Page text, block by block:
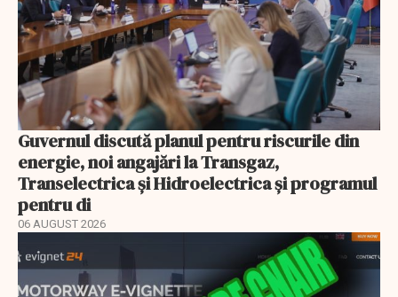
Guvernul discută planul pentru riscurile din
energie, noi angajări la Transgaz,
Transelectrica și Hidroelectrica și programul
pentru di
06 AUGUST 2026